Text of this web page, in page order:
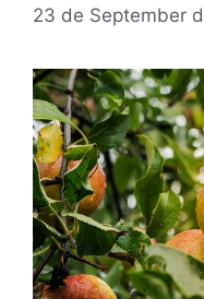
23 de September